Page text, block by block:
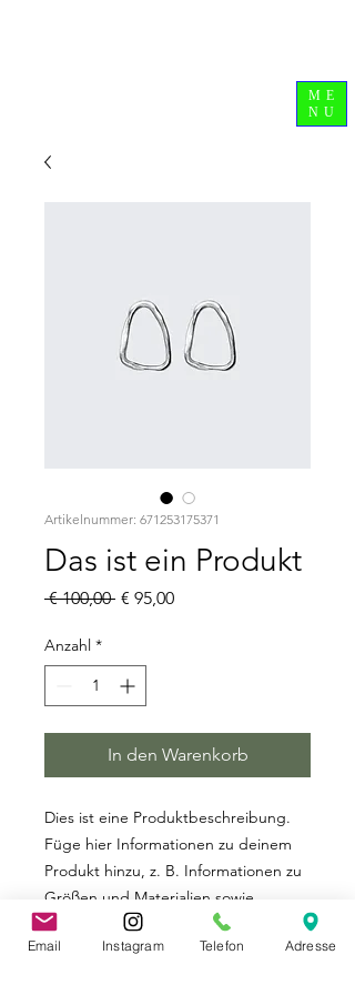
ME
NU
Artikelnummer: 671253175371
Das ist ein Produkt
€ 100,00 Standardpreis
€ 95,00Sale-
Anzahl *
In den Warenkorb
Dies ist eine Produktbeschreibung.
Füge hier Informationen zu deinem
Produkt hinzu, z. B. Informationen zu
Größen und Materialien sowie
allgemeine Pflege- und
Reinigungshinweise.
Email Instagram Telefon Adresse